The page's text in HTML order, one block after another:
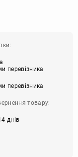
перевізника
перевізника
товару:
днів